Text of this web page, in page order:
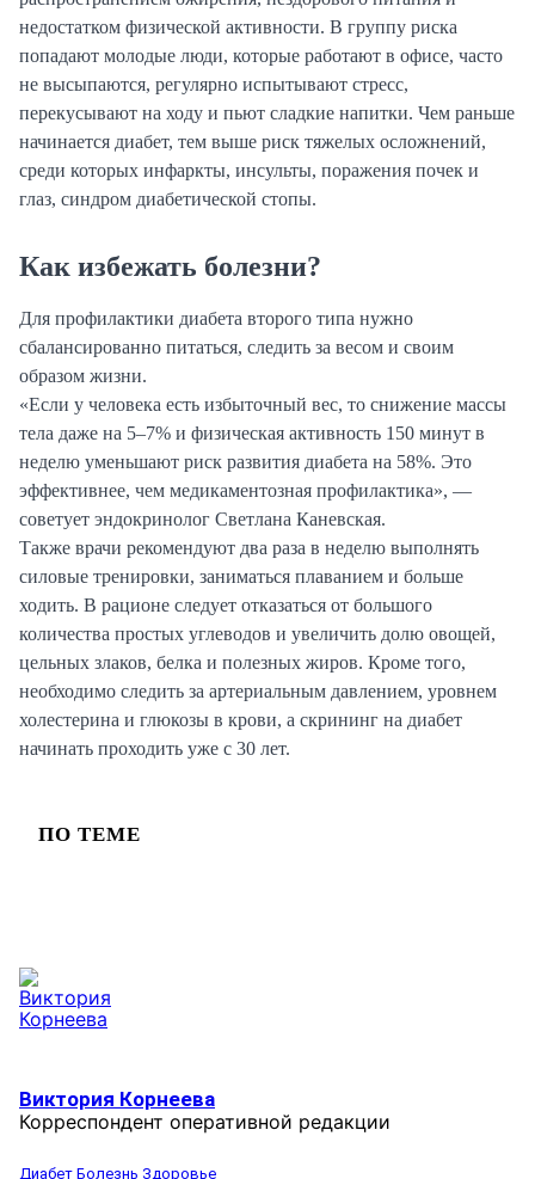
недостатком физической активности. В группу риска
попадают молодые люди, которые работают в офисе, часто
не высыпаются, регулярно испытывают стресс,
перекусывают на ходу и пьют сладкие напитки. Чем раньше
начинается диабет, тем выше риск тяжелых осложнений,
среди которых инфаркты, инсульты, поражения почек и
глаз, синдром диабетической стопы.
Как избежать болезни?
Для профилактики диабета второго типа нужно
сбалансированно питаться, следить за весом и своим
образом жизни.
«Если у человека есть избыточный вес, то снижение массы
тела даже на 5–7% и физическая активность 150 минут в
неделю уменьшают риск развития диабета на 58%. Это
эффективнее, чем медикаментозная профилактика», —
советует эндокринолог Светлана Каневская.
Также врачи рекомендуют два раза в неделю выполнять
силовые тренировки, заниматься плаванием и больше
ходить. В рационе следует отказаться от большого
количества простых углеводов и увеличить долю овощей,
цельных злаков, белка и полезных жиров. Кроме того,
необходимо следить за артериальным давлением, уровнем
холестерина и глюкозы в крови, а скрининг на диабет
начинать проходить уже с 30 лет.
ПО ТЕМЕ
Виктория Корнеева
Корреспондент оперативной редакции
Диабет Болезнь Здоровье